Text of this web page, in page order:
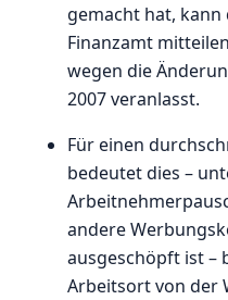
gemacht hat,
Finanzamt
wegen die
2007 veranlasst.
Für einen
bedeutet dies –
andere
ausgeschöpft ist –
Arbeitsort von der